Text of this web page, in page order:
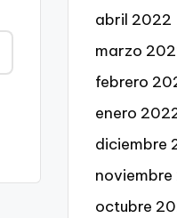
abril 2022
marzo
febrero
enero
diciembre
noviembre
octubre